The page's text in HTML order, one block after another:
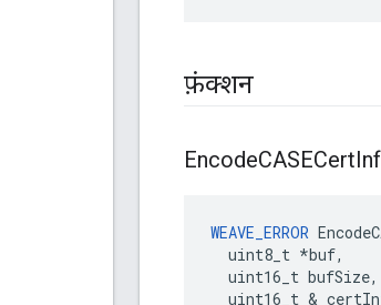
फ़ंक्शन
EncodeCASECert
WEAVE_ERROR
uint8_t *buf,
uint16_t bufSize,
uint16_t &